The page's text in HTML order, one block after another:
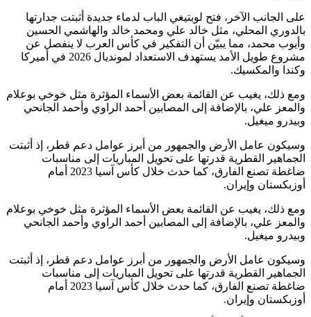
على الجانب الآخر، فتح لوبتيغي الباب لدماء جديدة أثبتت جدارتها
بالدوري المحلي، مثل خالد علي ومحمد خالد والهاشمي الحسين
وأيوب محمد، مما يبيّن أن التفكير في كأس العرب لا ينفصل عن
مشروع طويل الأمد يستهدف الاستعداد لمونديال 2026 في أميركا
وكندا والمكسيك.
ومع ذلك، يغيب عن القائمة بعض الأسماء المؤثرة مثل خوخي بوعلام
والمعز علي، بالإضافة إلى المصابين أحمد الراوي وأحمد الجانحي
وبيدرو ميغيل.
وسيكون عامل الأرض والجمهور من أبرز عوامل دعم قطر، إذ أثبتت
الجماهير القطرية قدرتها على تحويل المباريات إلى مناسبات
ضاغطة تصنع الفارق، كما حدث خلال كأس آسيا 2023 أمام
أوزبكستان وإيران.
ومع ذلك، يغيب عن القائمة بعض الأسماء المؤثرة مثل خوخي بوعلام
والمعز علي، بالإضافة إلى المصابين أحمد الراوي وأحمد الجانحي
وبيدرو ميغيل.
وسيكون عامل الأرض والجمهور من أبرز عوامل دعم قطر، إذ أثبتت
الجماهير القطرية قدرتها على تحويل المباريات إلى مناسبات
ضاغطة تصنع الفارق، كما حدث خلال كأس آسيا 2023 أمام
أوزبكستان وإيران.